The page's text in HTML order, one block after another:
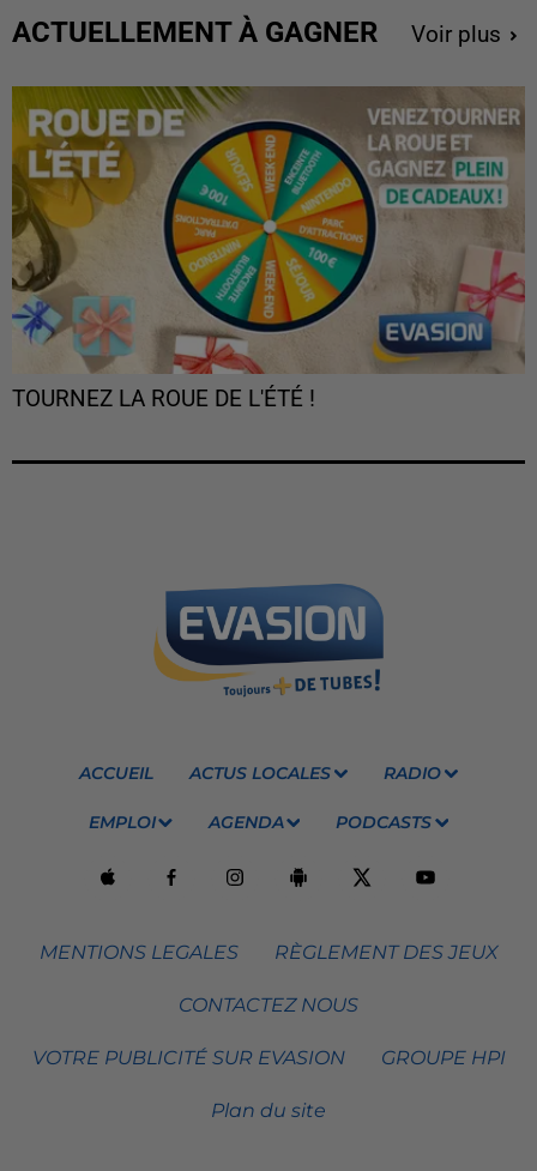
ACTUELLEMENT À GAGNER Voir plus
TOURNEZ LA ROUE DE L'ÉTÉ !
ACCUEIL ACTUS LOCALES RADIO
EMPLOI AGENDA PODCASTS
MENTIONS LEGALES RÈGLEMENT DES JEUX
CONTACTEZ NOUS
VOTRE PUBLICITÉ SUR EVASION GROUPE HPI
Plan du site